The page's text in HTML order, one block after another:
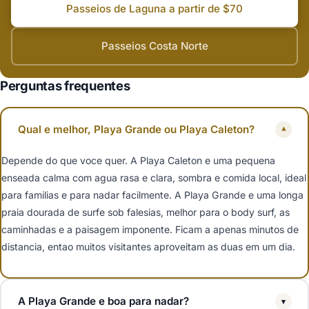
Passeios de Laguna a partir de $70
Passeios Costa Norte
Perguntas frequentes
Qual e melhor, Playa Grande ou Playa Caleton? ▾
Depende do que voce quer. A Playa Caleton e uma pequena
enseada calma com agua rasa e clara, sombra e comida local, ideal
para familias e para nadar facilmente. A Playa Grande e uma longa
praia dourada de surfe sob falesias, melhor para o body surf, as
caminhadas e a paisagem imponente. Ficam a apenas minutos de
distancia, entao muitos visitantes aproveitam as duas em um dia.
A Playa Grande e boa para nadar? ▾